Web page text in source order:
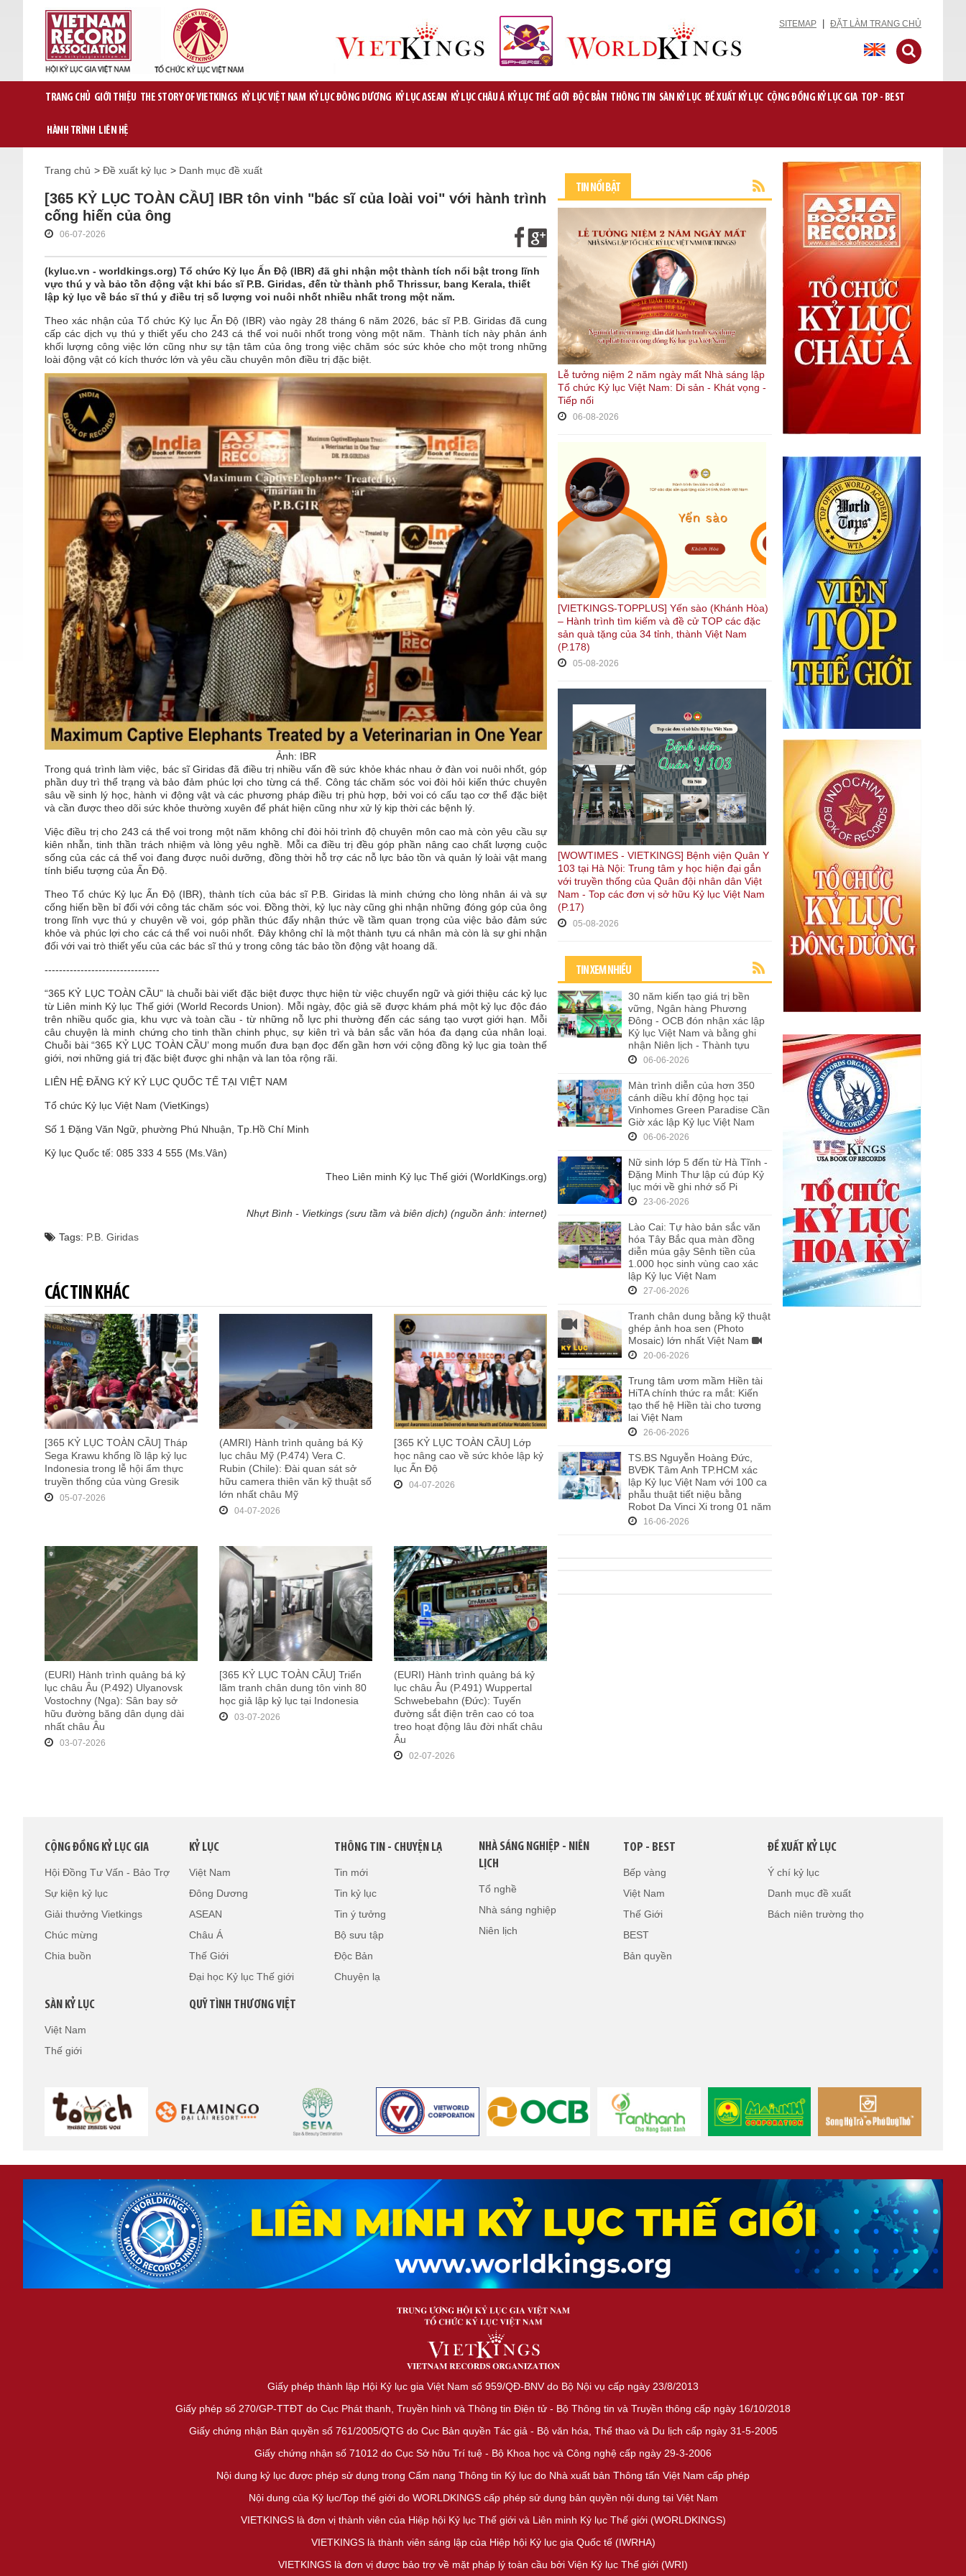
SITEMAP ĐẶT LÀM TRANG CHỦ
TRANG CHỦ GIỚI THIỆU THE STORY OF VIETKINGS KỶ LỤC VIỆT NAM KỶ LỤC ĐÔNG DƯƠNG KỶ LỤC ASEAN KỶ LỤC CHÂU Á KỶ LỤC THẾ GIỚI ĐỘC BẢN THÔNG TIN SÀN KỶ LỤC ĐỀ XUẤT KỶ LỤC CỘNG ĐỒNG KỶ LỤC GIA TOP - BEST
HÀNH TRÌNH LIÊN HỆ
Trang chủ > Đề xuất kỷ lục > Danh mục đề xuất
[365 KỶ LỤC TOÀN CẦU] IBR tôn vinh "bác sĩ của loài voi" với hành trình
cống hiến của ông
06-07-2026
(kyluc.vn - worldkings.org) Tổ chức Kỷ lục Ấn Độ (IBR) đã ghi nhận một thành tích nổi bật trong lĩnh
vực thú y và bảo tồn động vật khi bác sĩ P.B. Giridas, đến từ thành phố Thrissur, bang Kerala, thiết
lập kỷ lục về bác sĩ thú y điều trị số lượng voi nuôi nhốt nhiều nhất trong một năm.
Theo xác nhận của Tổ chức Kỷ lục Ấn Độ (IBR) vào ngày 28 tháng 6 năm 2026, bác sĩ P.B. Giridas đã cung
cấp các dịch vụ thú y thiết yếu cho 243 cá thể voi nuôi nhốt trong vòng một năm. Thành tích này phản ánh
khối lượng công việc lớn cũng như sự tận tâm của ông trong việc chăm sóc sức khỏe cho một trong những
loài động vật có kích thước lớn và yêu cầu chuyên môn điều trị đặc biệt.
Ảnh: IBR
Trong quá trình làm việc, bác sĩ Giridas đã điều trị nhiều vấn đề sức khỏe khác nhau ở đàn voi nuôi nhốt, góp
phần duy trì thể trạng và bảo đảm phúc lợi cho từng cá thể. Công tác chăm sóc voi đòi hỏi kiến thức chuyên
sâu về sinh lý học, hành vi động vật và các phương pháp điều trị phù hợp, bởi voi có cấu tạo cơ thể đặc biệt
và cần được theo dõi sức khỏe thường xuyên để phát hiện cũng như xử lý kịp thời các bệnh lý.
Việc điều trị cho 243 cá thể voi trong một năm không chỉ đòi hỏi trình độ chuyên môn cao mà còn yêu cầu sự
kiên nhẫn, tinh thần trách nhiệm và lòng yêu nghề. Mỗi ca điều trị đều góp phần nâng cao chất lượng cuộc
sống của các cá thể voi đang được nuôi dưỡng, đồng thời hỗ trợ các nỗ lực bảo tồn và quản lý loài vật mang
tính biểu tượng của Ấn Độ.
Theo Tổ chức Kỷ lục Ấn Độ (IBR), thành tích của bác sĩ P.B. Giridas là minh chứng cho lòng nhân ái và sự
cống hiến bền bỉ đối với công tác chăm sóc voi. Đồng thời, kỷ lục này cũng ghi nhận những đóng góp của ông
trong lĩnh vực thú y chuyên về voi, góp phần thúc đẩy nhận thức về tầm quan trọng của việc bảo đảm sức
khỏe và phúc lợi cho các cá thể voi nuôi nhốt. Đây không chỉ là một thành tựu cá nhân mà còn là sự ghi nhận
đối với vai trò thiết yếu của các bác sĩ thú y trong công tác bảo tồn động vật hoang dã.
--------------------------------
“365 KỶ LỤC TOÀN CẦU” là chuỗi bài viết đặc biệt được thực hiện từ việc chuyển ngữ và giới thiệu các kỷ lục
từ Liên minh Kỷ lục Thế giới (World Records Union). Mỗi ngày, độc giả sẽ được khám phá một kỷ lục độc đáo
trên nhiều quốc gia, khu vực và toàn cầu - từ những nỗ lực phi thường đến các sáng tạo vượt giới hạn. Mỗi
câu chuyện là minh chứng cho tinh thần chinh phục, sự kiên trì và bản sắc văn hóa đa dạng của nhân loại.
Chuỗi bài “365 KỶ LỤC TOÀN CẦU’ mong muốn đưa bạn đọc đến gần hơn với cộng đồng kỷ lục gia toàn thế
giới, nơi những giá trị đặc biệt được ghi nhận và lan tỏa rộng rãi.
LIÊN HỆ ĐĂNG KÝ KỶ LỤC QUỐC TẾ TẠI VIỆT NAM
Tổ chức Kỷ lục Việt Nam (VietKings)
Số 1 Đặng Văn Ngữ, phường Phú Nhuận, Tp.Hồ Chí Minh
Kỷ lục Quốc tế: 085 333 4 555 (Ms.Vân)
Theo Liên minh Kỷ lục Thế giới (WorldKings.org)
Nhựt Bình - Vietkings (sưu tầm và biên dịch) (nguồn ảnh: internet)
Tags: P.B. Giridas
CÁC TIN KHÁC
[365 KỶ LỤC TOÀN CẦU] Tháp
Sega Krawu khổng lồ lập kỷ lục
Indonesia trong lễ hội ẩm thực
truyền thống của vùng Gresik
05-07-2026
(AMRI) Hành trình quảng bá Kỷ
lục châu Mỹ (P.474) Vera C.
Rubin (Chile): Đài quan sát sở
hữu camera thiên văn kỹ thuật số
lớn nhất châu Mỹ
04-07-2026
[365 KỶ LỤC TOÀN CẦU] Lớp
học nâng cao về sức khỏe lập kỷ
lục Ấn Độ
04-07-2026
(EURI) Hành trình quảng bá kỷ
lục châu Âu (P.492) Ulyanovsk
Vostochny (Nga): Sân bay sở
hữu đường băng dân dụng dài
nhất châu Âu
03-07-2026
[365 KỶ LỤC TOÀN CẦU] Triển
lãm tranh chân dung tôn vinh 80
học giả lập kỷ lục tại Indonesia
03-07-2026
(EURI) Hành trình quảng bá kỷ
lục châu Âu (P.491) Wuppertal
Schwebebahn (Đức): Tuyến
đường sắt điện trên cao có toa
treo hoạt động lâu đời nhất châu
Âu
02-07-2026
TIN NỔI BẬT
Lễ tưởng niệm 2 năm ngày mất Nhà sáng lập
Tổ chức Kỷ lục Việt Nam: Di sản - Khát vọng -
Tiếp nối
06-08-2026
[VIETKINGS-TOPPLUS] Yến sào (Khánh Hòa)
– Hành trình tìm kiếm và đề cử TOP các đặc
sản quà tặng của 34 tỉnh, thành Việt Nam
(P.178)
05-08-2026
[WOWTIMES - VIETKINGS] Bệnh viện Quân Y
103 tại Hà Nội: Trung tâm y học hiện đại gắn
với truyền thống của Quân đội nhân dân Việt
Nam - Top các đơn vị sở hữu Kỷ lục Việt Nam
(P.17)
05-08-2026
TIN XEM NHIỀU
30 năm kiến tạo giá trị bền
vững, Ngân hàng Phương
Đông - OCB đón nhận xác lập
Kỷ lục Việt Nam và bằng ghi
nhận Niên lịch - Thành tựu
06-06-2026
Màn trình diễn của hơn 350
cánh diều khí động học tại
Vinhomes Green Paradise Cần
Giờ xác lập Kỷ lục Việt Nam
06-06-2026
Nữ sinh lớp 5 đến từ Hà Tĩnh -
Đặng Minh Thư lập cú đúp Kỷ
lục mới về ghi nhớ số Pi
23-06-2026
Lào Cai: Tự hào bản sắc văn
hóa Tây Bắc qua màn đồng
diễn múa gậy Sênh tiền của
1.000 học sinh vùng cao xác
lập Kỷ lục Việt Nam
27-06-2026
Tranh chân dung bằng kỹ thuật
ghép ảnh hoa sen (Photo
Mosaic) lớn nhất Việt Nam
20-06-2026
Trung tâm ươm mầm Hiền tài
HiTA chính thức ra mắt: Kiến
tạo thế hệ Hiền tài cho tương
lai Việt Nam
26-06-2026
TS.BS Nguyễn Hoàng Đức,
BVĐK Tâm Anh TP.HCM xác
lập Kỷ lục Việt Nam với 100 ca
phẫu thuật tiết niệu bằng
Robot Da Vinci Xi trong 01 năm
16-06-2026
CỘNG ĐỒNG KỶ LỤC GIA
Hội Đồng Tư Vấn - Bảo Trợ
Sự kiện kỷ lục
Giải thưởng Vietkings
Chúc mừng
Chia buồn
KỶ LỤC
Việt Nam
Đông Dương
ASEAN
Châu Á
Thế Giới
Đại học Kỷ lục Thế giới
THÔNG TIN - CHUYỆN LẠ
Tin mới
Tin kỷ lục
Tin ý tưởng
Bộ sưu tập
Độc Bản
Chuyện lạ
NHÀ SÁNG NGHIỆP - NIÊN
LỊCH
Tổ nghề
Nhà sáng nghiệp
Niên lịch
TOP - BEST
Bếp vàng
Việt Nam
Thế Giới
BEST
Bản quyền
ĐỀ XUẤT KỶ LỤC
Ý chí kỷ lục
Danh mục đề xuất
Bách niên trường thọ
SÀN KỶ LỤC
Việt Nam
Thế giới
QUỸ TÌNH THƯƠNG VIỆT
Giấy phép thành lập Hội Kỷ lục gia Việt Nam số 959/QĐ-BNV do Bộ Nội vụ cấp ngày 23/8/2013
Giấy phép số 270/GP-TTĐT do Cục Phát thanh, Truyền hình và Thông tin Điện tử - Bộ Thông tin và Truyền thông cấp ngày 16/10/2018
Giấy chứng nhận Bản quyền số 761/2005/QTG do Cục Bản quyền Tác giả - Bộ văn hóa, Thể thao và Du lịch cấp ngày 31-5-2005
Giấy chứng nhận số 71012 do Cục Sở hữu Trí tuệ - Bộ Khoa học và Công nghệ cấp ngày 29-3-2006
Nội dung kỷ lục được phép sử dụng trong Cẩm nang Thông tin Kỷ lục do Nhà xuất bản Thông tấn Việt Nam cấp phép
Nội dung của Kỷ lục/Top thế giới do WORLDKINGS cấp phép sử dụng bản quyền nội dung tại Việt Nam
VIETKINGS là đơn vị thành viên của Hiệp hội Kỷ lục Thế giới và Liên minh Kỷ lục Thế giới (WORLDKINGS)
VIETKINGS là thành viên sáng lập của Hiệp hội Kỷ lục gia Quốc tế (IWRHA)
VIETKINGS là đơn vị được bảo trợ về mặt pháp lý toàn cầu bởi Viện Kỷ lục Thế giới (WRI)